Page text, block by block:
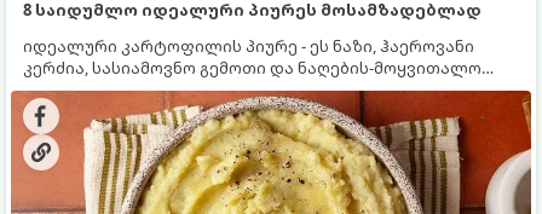
8 საიდუმლო იდეალური პიურეს მოსამზადებლად
იდეალური კარტოფილის პიურე - ეს ნაზი, ჰაეროვანი
კერძია, სასიამოვნო გემოთი და ნაღების-მოყვითალო
ფერით. მისი მომზადება ძალიან მარტივია, მაგრამ
არსებობს რამდენიმე საიდუმლო, რომლებიც უნდა
იცოდეთ, რომ პიურე იდეალურად გემრიელი გამოვიდეს.